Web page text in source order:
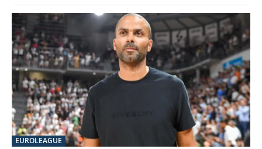
EUROLEAGUE